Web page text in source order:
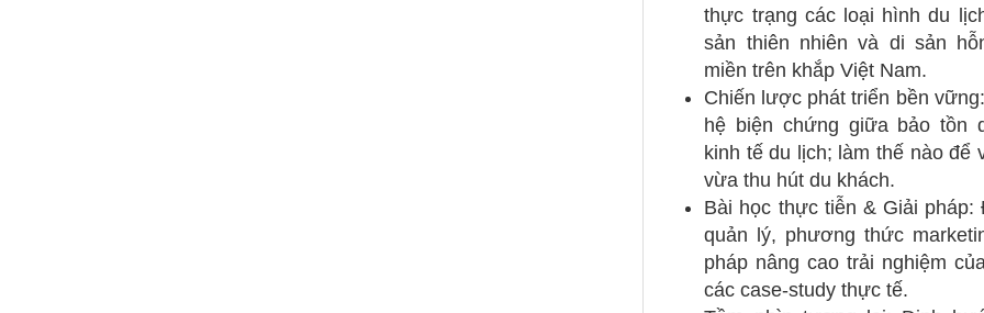
thực trạng các loại hình du
sản thiên nhiên và di sản
miền trên khắp Việt Nam.
Chiến lược phát triển bền
hệ biện chứng giữa bảo tồn
kinh tế du lịch; làm thế nào để
vừa thu hút du khách.
Bài học thực tiễn & Giải
quản lý, phương thức
pháp nâng cao trải nghiệm
các case-study thực tế.